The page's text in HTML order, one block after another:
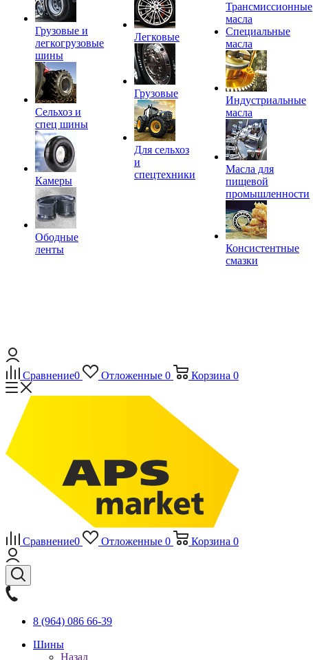
Грузовые и
легкогрузовые
шины
Сельхоз и
спец шины
Камеры
Ободные
ленты
Легковые
Грузовые
Для сельхоз
и
спецтехники
Трансмиссионные
масла
Специальные
масла
Индустриальные
масла
Масла для
пищевой
промышленности
Консистентные
смазки
Сравнение0 Отложенные 0 Корзина 0
Сравнение0 Отложенные 0 Корзина 0
8 (964) 086 66-39
Шины
Назад